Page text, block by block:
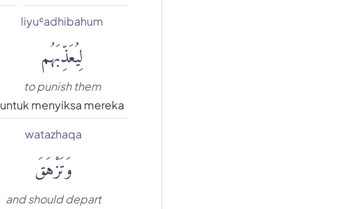
liyuʿadhibahum
لِيُعَذِّبَهُم
to punish them
untuk menyiksa mereka
watazhaqa
وَتَزْهَقَ
and should depart